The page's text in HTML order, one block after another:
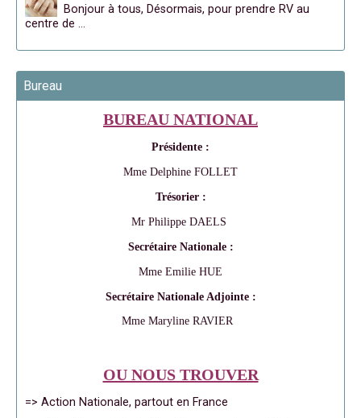
Bonjour à tous, Désormais, pour prendre RV au
centre de …
Bureau
BUREAU NATIONAL
Présidente :
Mme Delphine FOLLET
Trésorier :
Mr Philippe DAELS
Secrétaire Nationale :
Mme Emilie HUE
Secrétaire Nationale Adjointe :
Mme Maryline RAVIER
OU NOUS TROUVER
=> Action Nationale, partout en France